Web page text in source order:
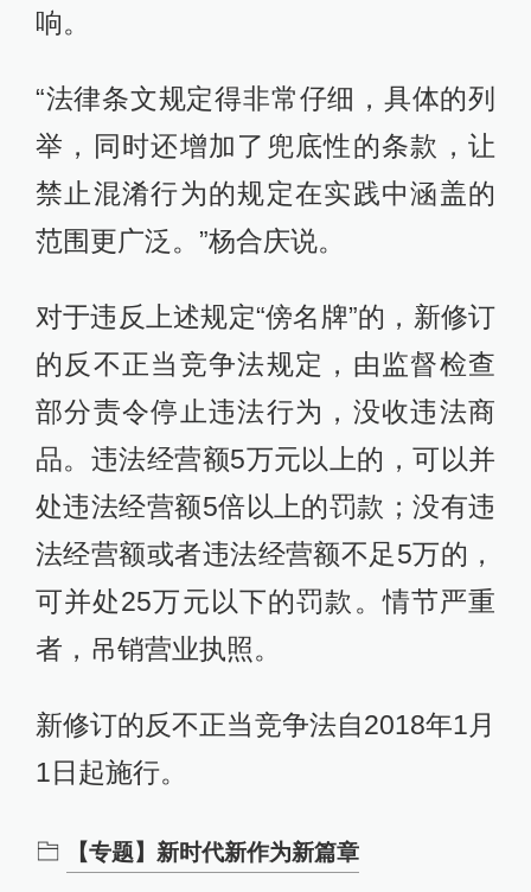
响。
“法律条文规定得非常仔细，具体的列
举，同时还增加了兜底性的条款，让
禁止混淆行为的规定在实践中涵盖的
范围更广泛。”杨合庆说。
对于违反上述规定“傍名牌”的，新修订
的反不正当竞争法规定，由监督检查
部分责令停止违法行为，没收违法商
品。违法经营额5万元以上的，可以并
处违法经营额5倍以上的罚款；没有违
法经营额或者违法经营额不足5万的，
可并处25万元以下的罚款。情节严重
者，吊销营业执照。
新修订的反不正当竞争法自2018年1月
1日起施行。
【专题】新时代新作为新篇章